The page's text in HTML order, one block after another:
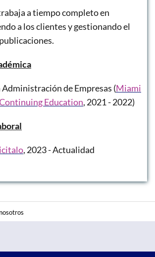
a tiempo completo en
a los clientes y gestionando el
de Empresas (Miami
Education, 2021 - 2022)
, 2023 - Actualidad